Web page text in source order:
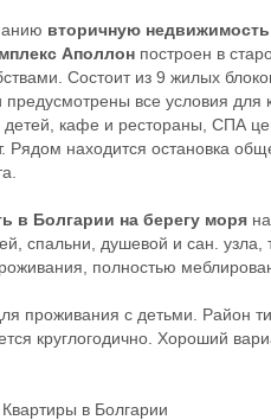
вторичную
Аполлон построен в
Состоит из 9 жилых
все условия
кафе и рестораны, СПА
Рядом находится остановка
в Болгарии на берегу моря
спальни, душевой и сан. узла,
полностью
проживания с детьми. Район
круглогодично. Хороший
Квартиры в Болгарии